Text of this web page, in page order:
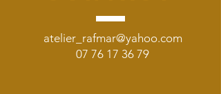
atelier_rafmar@yahoo.com
07 76 17 36 79